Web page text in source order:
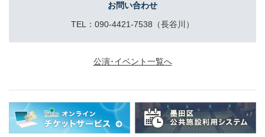
お問い合わせ
TEL：090-4421-7538（長谷川）
公演･イベント一覧へ